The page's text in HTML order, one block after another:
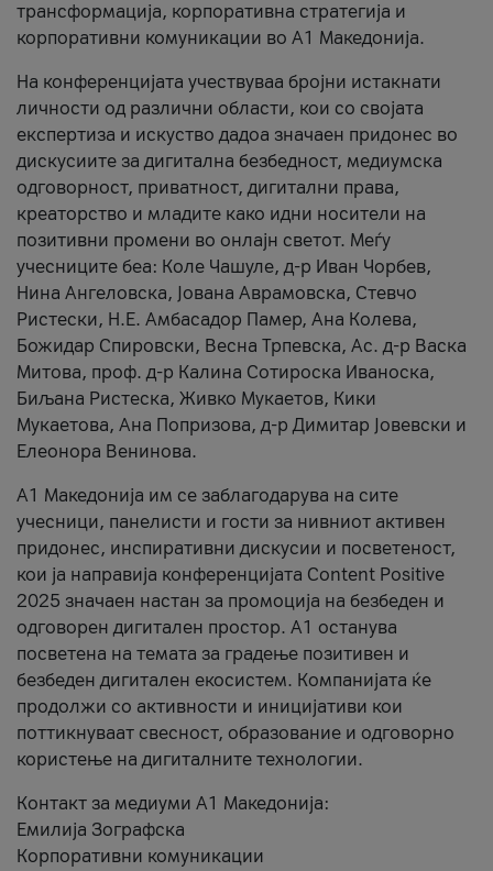
трансформација, корпоративна стратегија и
корпоративни комуникации во А1 Македонија.
На конференцијата учествуваа бројни истакнати
личности од различни области, кои со својата
експертиза и искуство дадоа значаен придонес во
дискусиите за дигитална безбедност, медиумска
одговорност, приватност, дигитални права,
креаторство и младите како идни носители на
позитивни промени во онлајн светот. Меѓу
учесниците беа: Коле Чашуле, д-р Иван Чорбев,
Нина Ангеловска, Јована Аврамовска, Стевчо
Ристески, Н.Е. Амбасадор Памер, Ана Колева,
Божидар Спировски, Весна Трпевска, Ас. д-р Васка
Митова, проф. д-р Калина Сотироска Иваноска,
Биљана Ристеска, Живко Мукаетов, Кики
Мукаетова, Ана Попризова, д-р Димитар Јовевски и
Елеонора Венинова.
А1 Македонија им се заблагодарува на сите
учесници, панелисти и гости за нивниот активен
придонес, инспиративни дискусии и посветеност,
кои ја направија конференцијата Content Positive
2025 значаен настан за промоција на безбеден и
одговорен дигитален простор. А1 останува
посветена на темата за градење позитивен и
безбеден дигитален екосистем. Компанијата ќе
продолжи со активности и иницијативи кои
поттикнуваат свесност, образование и одговорно
користење на дигиталните технологии.
Контакт за медиуми А1 Македонија:
Емилија Зографска
Корпоративни комуникации